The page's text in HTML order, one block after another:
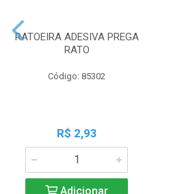
RATOEIRA ADESIVA PREGA
RATO
Código: 85302
R$ 2,93
Adicionar